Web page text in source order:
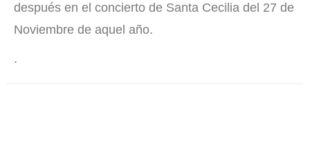
después en el concierto de Santa Cecilia del 27 de
Noviembre de aquel año.
.